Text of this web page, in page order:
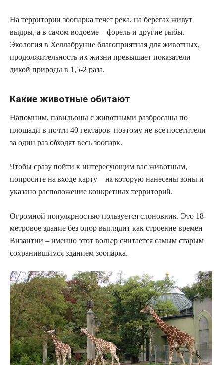
На территории зоопарка течет река, на берегах живут
выдры, а в самом водоеме – форель и другие рыбы.
Экология в Хеллабрунне благоприятная для животных,
продолжительность их жизни превышает показатели
дикой природы в 1,5-2 раза.
Какие животные обитают
Напомним, павильоны с животными разбросаны по
площади в почти 40 гектаров, поэтому не все посетители
за один раз обходят весь зоопарк.
Чтобы сразу пойти к интересующим вас животным,
попросите на входе карту – на которую нанесены зоны и
указано расположение конкретных территорий.
Огромной популярностью пользуется слоновник. Это 18-
метровое здание без опор выглядит как строение времен
Византии – именно этот вольер считается самым старым
сохранившимся зданием зоопарка.